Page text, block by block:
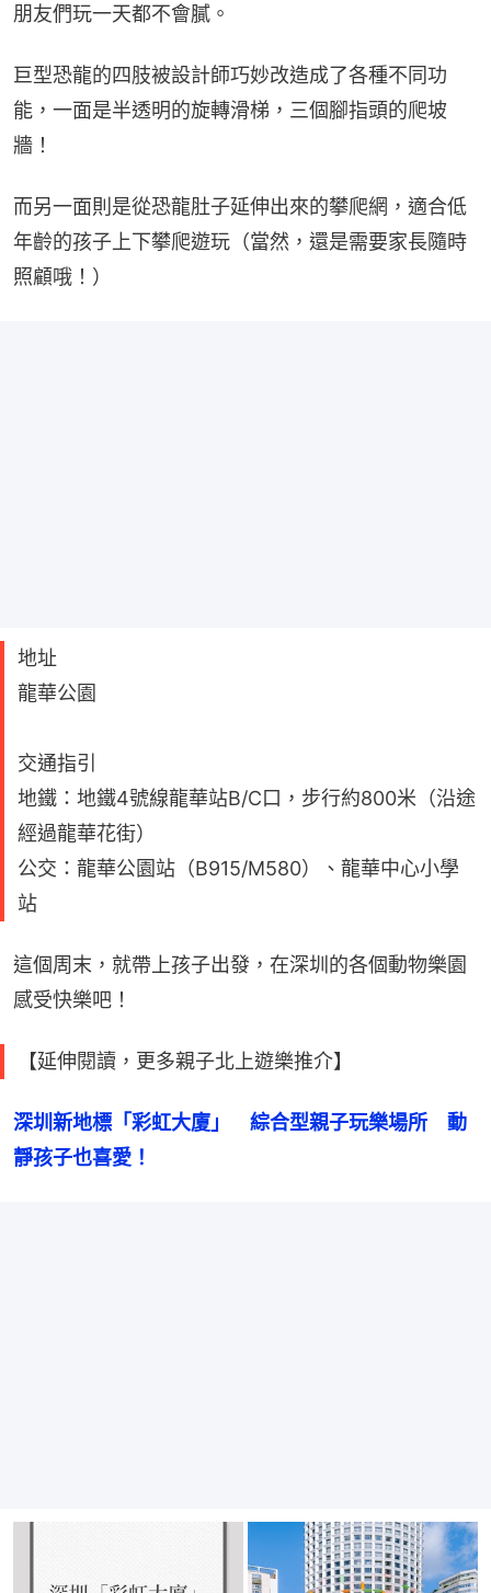
朋友們玩一天都不會膩。
巨型恐龍的四肢被設計師巧妙改造成了各種不同功
能，一面是半透明的旋轉滑梯，三個腳指頭的爬坡
牆！
而另一面則是從恐龍肚子延伸出來的攀爬網，適合低
年齡的孩子上下攀爬遊玩（當然，還是需要家長隨時
照顧哦！）
地址
龍華公園
交通指引
地鐵：地鐵4號線龍華站B/C口，步行約800米（沿途
經過龍華花街）
公交：龍華公園站（B915/M580）、龍華中心小學
站
這個周末，就帶上孩子出發，在深圳的各個動物樂園
感受快樂吧！
【延伸閱讀，更多親子北上遊樂推介】
深圳新地標「彩虹大廈」　綜合型親子玩樂場所　動
靜孩子也喜愛！